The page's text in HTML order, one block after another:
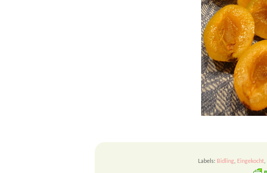
Labels: Bidling, Eingekocht,